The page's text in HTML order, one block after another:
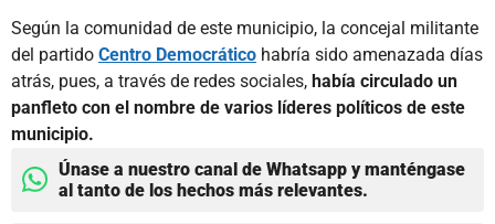
Según la comunidad de este municipio, la concejal militante
del partido Centro Democrático habría sido amenazada días
atrás, pues, a través de redes sociales, había circulado un
panfleto con el nombre de varios líderes políticos de este
municipio.
Únase a nuestro canal de Whatsapp y manténgase
al tanto de los hechos más relevantes.